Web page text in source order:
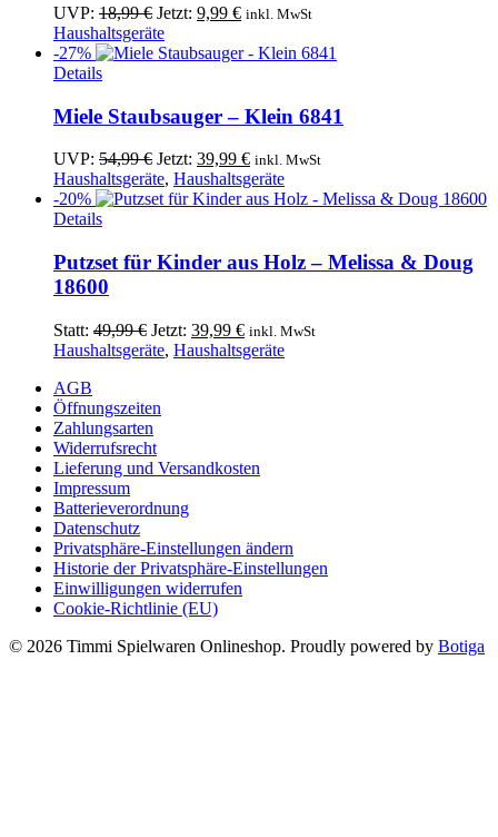
UVP: 18,99€ Ursprünglicher
Preis
war:
Jetzt: 9,99 €Aktueller
ist:
inkl. MwSt
Haushaltsgeräte
-27%
Details
Miele Staubsauger – Klein 6841
UVP: 54,99€ Ursprünglicher
Preis
war:
Jetzt: 39,99 €Aktueller
Preis
ist:
inkl. MwSt
Haushaltsgeräte, Haushaltsgeräte
-20%
Details
Putzset für Kinder aus Holz – Melissa & Doug
18600
Statt: 49,99€ Ursprünglicher
Preis
Jetzt: 39,99 €Aktueller
Preis
inkl. MwSt
Haushaltsgeräte, Haushaltsgeräte
AGB
Öffnungszeiten
Zahlungsarten
Widerrufsrecht
Lieferung und Versandkosten
Impressum
Batterieverordnung
Datenschutz
Privatsphäre-Einstellungen ändern
Historie der Privatsphäre-Einstellungen
Einwilligungen widerrufen
Cookie-Richtlinie (EU)
© 2026 Timmi Spielwaren Onlineshop. Proudly powered by Botiga